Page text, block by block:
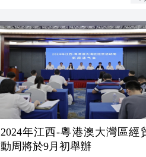
2024年江西-粵港澳大灣區經
動周將於9月初舉辦